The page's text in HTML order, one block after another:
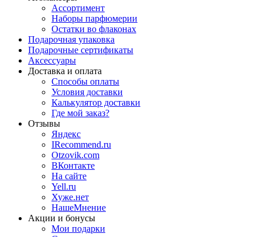
Ассортимент
Наборы парфюмерии
Остатки во флаконах
Подарочная упаковка
Подарочные сертификаты
Аксессуары
Доставка и оплата
Способы оплаты
Условия доставки
Калькулятор доставки
Где мой заказ?
Отзывы
Яндекс
IRecommend.ru
Otzovik.com
ВКонтакте
На сайте
Yell.ru
Хуже.нет
НашеМнение
Акции и бонусы
Мои подарки